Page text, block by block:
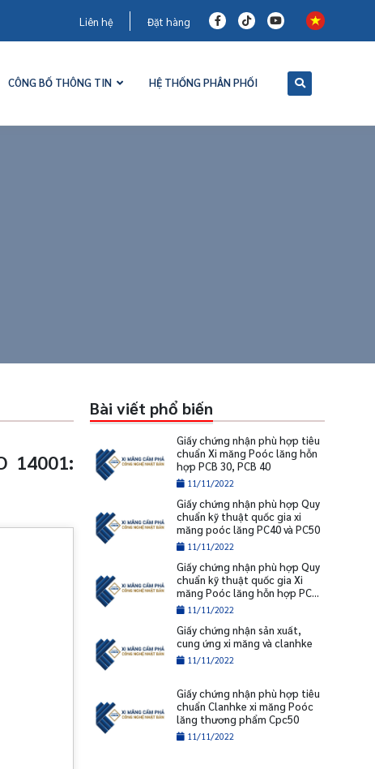
Liên hệ Đặt hàng
CÔNG BỐ THÔNG TIN HỆ THỐNG PHÂN PHỐI
14001:
Bài viết phổ biến
Giấy chứng nhận phù hợp tiêu
chuẩn Xi măng Poóc lăng hỗn
hợp PCB 30, PCB 40
11/11/2022
Giấy chứng nhận phù hợp Quy
chuẩn kỹ thuật quốc gia xi
măng poóc lăng PC40 và PC50
11/11/2022
Giấy chứng nhận phù hợp Quy
chuẩn kỹ thuật quốc gia Xi
măng Poóc lăng hỗn hợp PCB
30, PCB 40
11/11/2022
Giấy chứng nhận sản xuất,
cung ứng xi măng và clanhke
11/11/2022
Giấy chứng nhận phù hợp tiêu
chuẩn Clanhke xi măng Poóc
lăng thương phẩm Cpc50
11/11/2022